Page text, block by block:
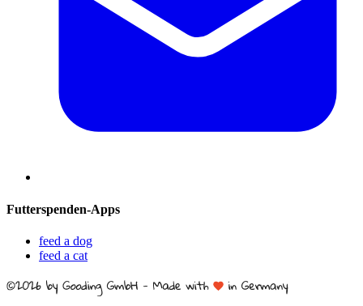
Futterspenden-Apps
feed a dog
feed a cat